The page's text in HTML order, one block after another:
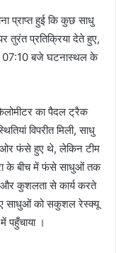
प्राप्त हुई कि कुछ साधु
तुरंत प्रतिक्रिया देते हुए,
07:10 बजे घटनास्थल के
का पैदल ट्रैक
विपरीत मिली, साधु
ओर फंसे हुए थे, लेकिन टीम
के बीच में फंसे साधुओं तक
और कुशलता से कार्य करते
साधुओं को सकुशल रेस्क्यू
पहुँचाया ।